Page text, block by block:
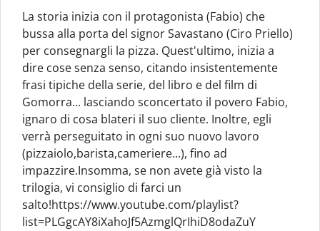
La storia inizia con il protagonista (Fabio) che
bussa alla porta del signor Savastano (Ciro Priello)
per consegnargli la pizza. Quest'ultimo, inizia a
dire cose senza senso, citando insistentemente
frasi tipiche della serie, del libro e del film di
Gomorra... lasciando sconcertato il povero Fabio,
ignaro di cosa blateri il suo cliente. Inoltre, egli
verrà perseguitato in ogni suo nuovo lavoro
(pizzaiolo,barista,cameriere...), fino ad
impazzire.Insomma, se non avete già visto la
trilogia, vi consiglio di farci un
salto!https://www.youtube.com/playlist?
list=PLGgcAY8iXahoJf5AzmglQrIhiD8odaZuY